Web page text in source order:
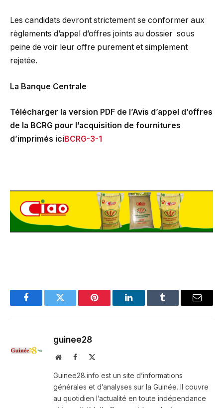
Les candidats devront strictement se conformer aux
règlements d’appel d’offres joints au dossier sous
peine de voir leur offre purement et simplement
rejetée.
La Banque Centrale
Télécharger la version PDF de l’Avis d’appel d’offres
de la BCRG pour l’acquisition de fournitures
d’imprimés iciBCRG-3-1
FacebookTwitter Pinterest LinkedInTumblr Email
guinee28
WebsiteFacebook
Guinee28.info est un site d’informations
générales et d’analyses sur la Guinée. Il couvre
au quotidien l’actualité en toute indépendance